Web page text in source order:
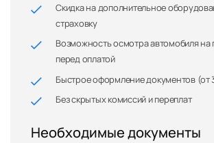
Скидка на дополнительное
страховку
Возможность осмотра автомобиля на
перед оплатой
Быстрое оформление документов (от
Без скрытых комиссий и переплат
Необходимые документы